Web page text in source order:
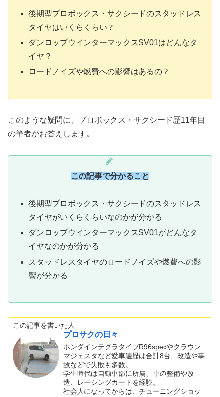
後期型プロボックス・サクシードのスタッドレス
タイヤはいくらくらい？
ダンロップウインターマックスSV01はどんなタ
イヤ？
ロードノイズや燃費への影響はあるの？
このような疑問に、プロボックス・サクシード歴11年目
の筆者がお答えします。
この記事で分かること
後期型プロボックス・サクシードのスタッドレス
タイヤがいくらくらいなのかが分かる
ダンロップウインターマックスSV01がどんなタ
イヤなのかが分かる
スタッドレスタイヤのロードノイズや燃費への影
響が分かる
この記事を書いた人
プロサクの日々
ホンダインテグラタイプR96specやクラウン
マジェスタなど愛車遍歴は合計8台、改造や事
故などで失敗も多数。
学生時代は自動車部に所属、車の整備や改
造、レーシングカートを経験。
社会人になってからは、チューニングショッ